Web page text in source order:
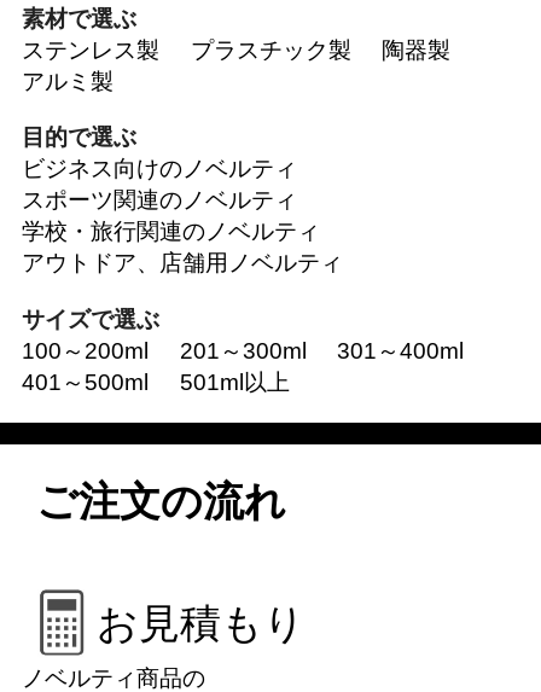
素材で選ぶ
ステンレス製
プラスチック製
陶器製
アルミ製
目的で選ぶ
ビジネス向けのノベルティ
スポーツ関連のノベルティ
学校・旅行関連のノベルティ
アウトドア、店舗用ノベルティ
サイズで選ぶ
100～200ml
201～300ml
301～400ml
401～500ml
501ml以上
ご注文の流れ
お見積もり
ノベルティ商品の